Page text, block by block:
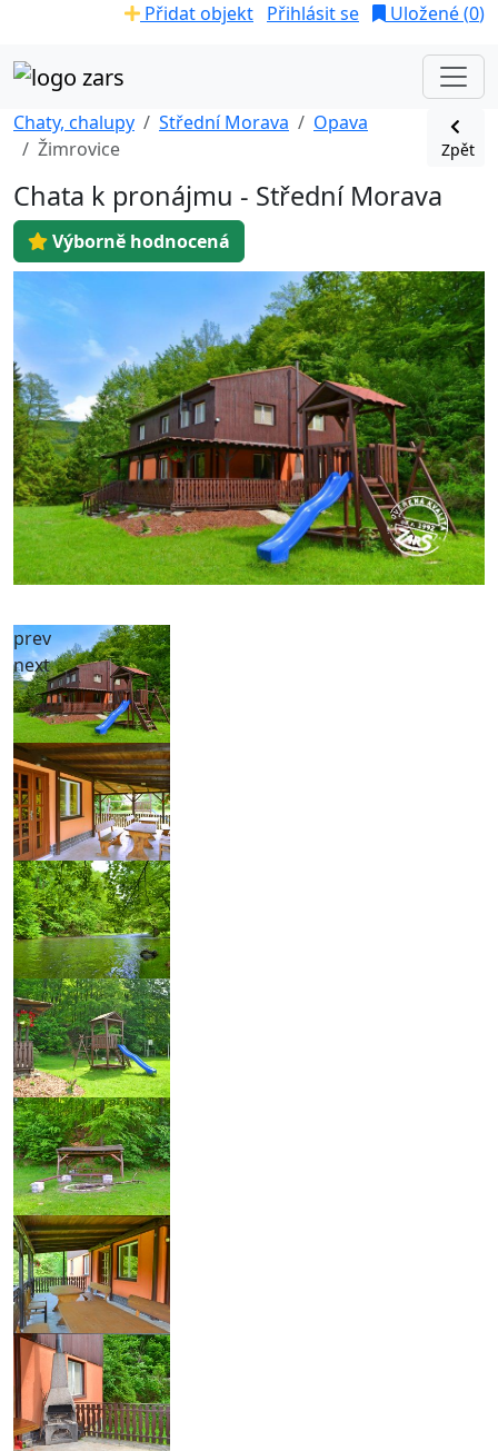
Přidat objekt Přihlásit se Uložené (0)
Chaty, chalupy Střední Morava
Opava
Žimrovice
Zpět
Chata k pronájmu - Střední Morava
Výborně hodnocená
prev
next